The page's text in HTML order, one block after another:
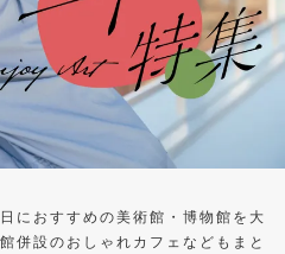
におすすめの美術館・博物館を大
併設のおしゃれカフェなどもまと